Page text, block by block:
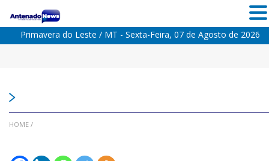
Primavera do Leste / MT - Sexta-Feira, 07 de Agosto de 2026
HOME /